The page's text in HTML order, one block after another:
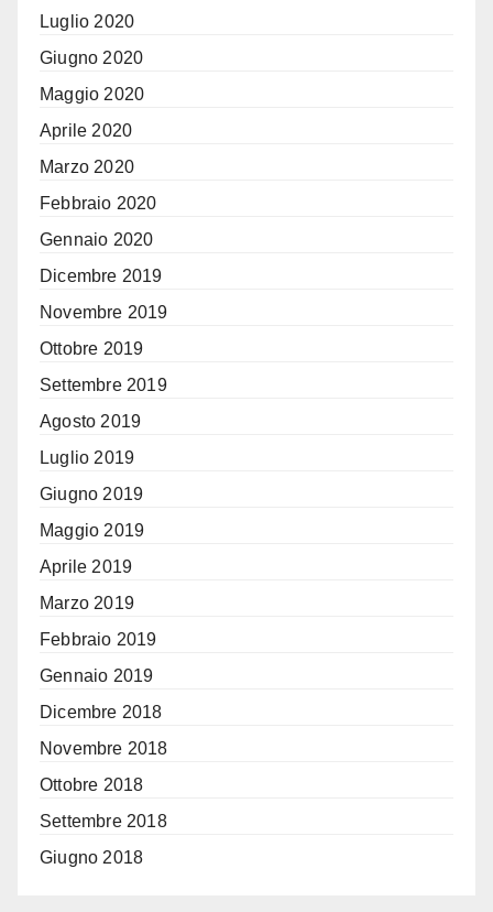
Luglio 2020
Giugno 2020
Maggio 2020
Aprile 2020
Marzo 2020
Febbraio 2020
Gennaio 2020
Dicembre 2019
Novembre 2019
Ottobre 2019
Settembre 2019
Agosto 2019
Luglio 2019
Giugno 2019
Maggio 2019
Aprile 2019
Marzo 2019
Febbraio 2019
Gennaio 2019
Dicembre 2018
Novembre 2018
Ottobre 2018
Settembre 2018
Giugno 2018